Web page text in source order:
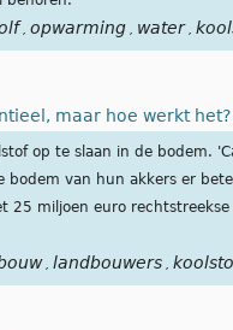
opwarming water
maar hoe werkt het?
op te slaan in de bodem.
bodem van hun akkers er
25 miljoen euro
landbouwers